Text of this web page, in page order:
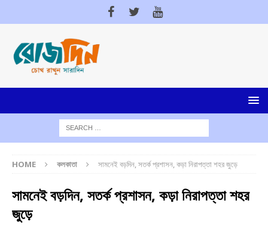
HOME কলকাতা সামনেই বড়দিন, সতর্ক প্রশাসন, কড়া নিরাপত্তা শহর জুড়ে
সামনেই বড়দিন, সতর্ক প্রশাসন, কড়া নিরাপত্তা শহর
জুড়ে